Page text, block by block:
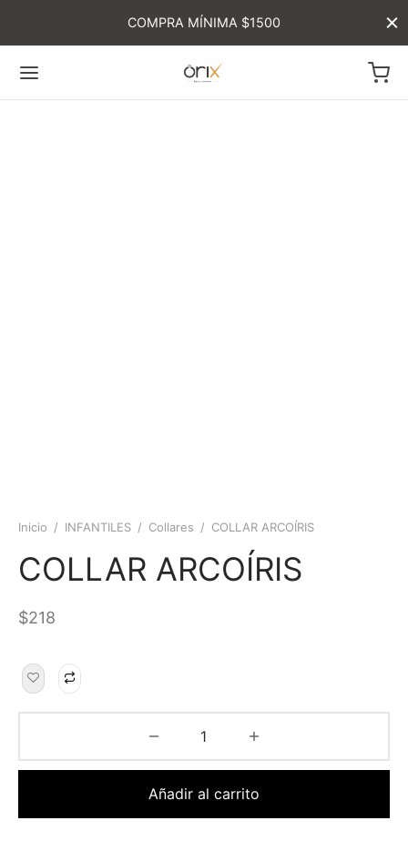
COMPRA MÍNIMA $1500
Inicio / INFANTILES / Collares / COLLAR ARCOÍRIS
COLLAR ARCOÍRIS
$218
Añadir al carrito